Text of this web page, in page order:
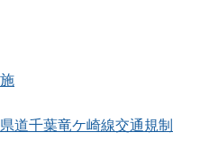
道千葉竜ケ崎線交通規制